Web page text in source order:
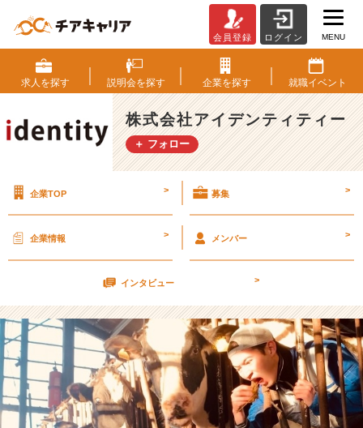
ー
タ
ー
小
野
寺
闘
章］
牧
物
語
【株
式
会
社
ア
会員登録 ログイン MENU
求人を探す 説明会を探す 企業を探す 就職イベント
株式会社アイデンティティー
＋ フォロー
企業TOP > 募集 >
企業情報 > メンバー >
インタビュー >